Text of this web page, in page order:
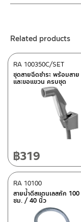
ฐานก็อกแบบใหม่ เป็น
จะไม่อยู่ในเงื่อนไขการรั
บนตัวสินค้า ซึ่งจะสร้าง
– Email:
After Sales Service
662/61-62 Rama 3
Tel: 02-358-0080 /
After Sales Service
118/33 Onsirin M.8,
Tel: 080-075-2626
–Shopee
–Lazada
–ซื้อสินค้าชิ้นนี้บน
–ซื้อสินค้าชิ้นนี้บน
ติดต่อพนักงานขาย /
Tel: 02-285-5795
ติดต่อ ชาญไพบูลย์ /
Related products
ชุดสายฉีดชำระ พร้อมสาย
และขอแขวน ครบชุด
RA 100350C/SET
฿319
สายน้ำดีสแตนเลสถัก 100
ซม. / 40 นิ้ว
RA 10100